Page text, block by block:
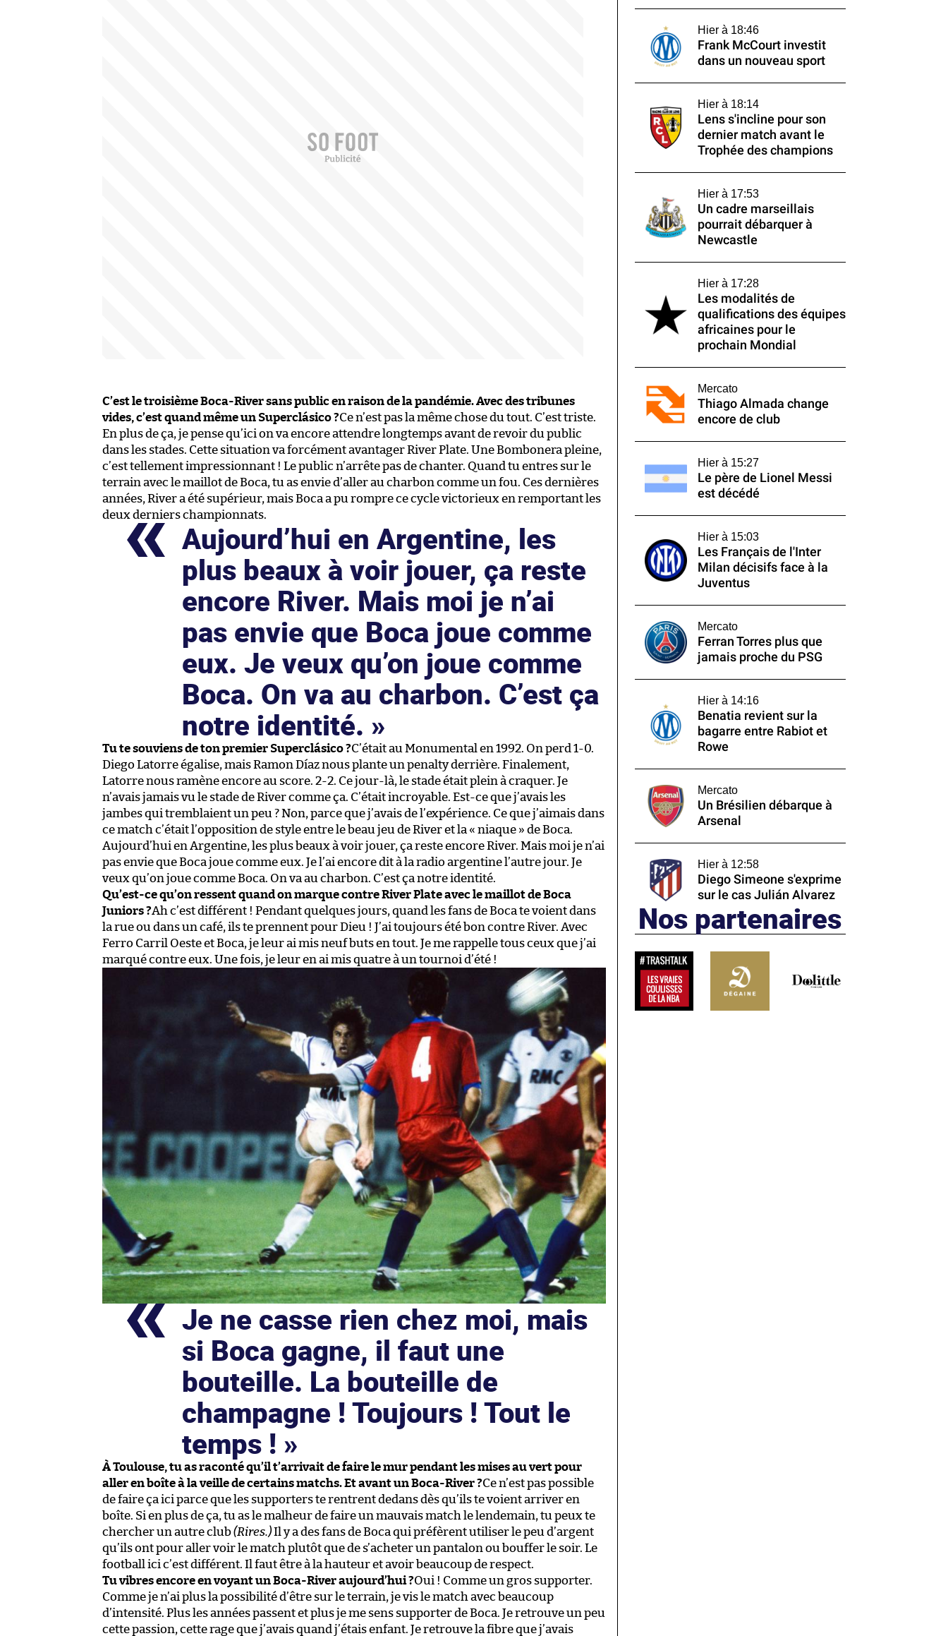
C’est le troisième Boca-River sans public en raison de la pandémie. Avec des tribunes
vides, c’est quand même un Superclásico ?Ce n’est pas la même chose du tout. C’est triste.
En plus de ça, je pense qu’ici on va encore attendre longtemps avant de revoir du public
dans les stades. Cette situation va forcément avantager River Plate. Une Bombonera pleine,
c’est tellement impressionnant ! Le public n’arrête pas de chanter. Quand tu entres sur le
terrain avec le maillot de Boca, tu as envie d’aller au charbon comme un fou. Ces dernières
années, River a été supérieur, mais Boca a pu rompre ce cycle victorieux en remportant les
deux derniers championnats.
Aujourd’hui en Argentine, les
plus beaux à voir jouer, ça reste
encore River. Mais moi je n’ai
pas envie que Boca joue comme
eux. Je veux qu’on joue comme
Boca. On va au charbon. C’est ça
notre identité.
Tu te souviens de ton premier Superclásico ?C’était au Monumental en 1992. On perd 1-0.
Diego Latorre égalise, mais Ramon Díaz nous plante un penalty derrière. Finalement,
Latorre nous ramène encore au score. 2-2. Ce jour-là, le stade était plein à craquer. Je
n’avais jamais vu le stade de River comme ça. C’était incroyable. Est-ce que j’avais les
jambes qui tremblaient un peu ? Non, parce que j’avais de l’expérience. Ce que j’aimais dans
ce match c’était l’opposition de style entre le beau jeu de River et la « niaque » de Boca.
Aujourd’hui en Argentine, les plus beaux à voir jouer, ça reste encore River. Mais moi je n’ai
pas envie que Boca joue comme eux. Je l’ai encore dit à la radio argentine l’autre jour. Je
veux qu’on joue comme Boca. On va au charbon. C’est ça notre identité.
Qu’est-ce qu’on ressent quand on marque contre River Plate avec le maillot de Boca
Juniors ?Ah c’est différent ! Pendant quelques jours, quand les fans de Boca te voient dans
la rue ou dans un café, ils te prennent pour Dieu ! J’ai toujours été bon contre River. Avec
Ferro Carril Oeste et Boca, je leur ai mis neuf buts en tout. Je me rappelle tous ceux que j’ai
marqué contre eux. Une fois, je leur en ai mis quatre à un tournoi d’été !
Je ne casse rien chez moi, mais
si Boca gagne, il faut une
bouteille. La bouteille de
champagne ! Toujours ! Tout le
temps !
À Toulouse, tu as raconté qu’il t’arrivait de faire le mur pendant les mises au vert pour
aller en boîte à la veille de certains matchs. Et avant un Boca-River ?Ce n’est pas possible
de faire ça ici parce que les supporters te rentrent dedans dès qu’ils te voient arriver en
boîte. Si en plus de ça, tu as le malheur de faire un mauvais match le lendemain, tu peux te
chercher un autre club(Rires.)Il y a des fans de Boca qui préfèrent utiliser le peu d’argent
qu’ils ont pour aller voir le match plutôt que de s’acheter un pantalon ou bouffer le soir. Le
football ici c’est différent. Il faut être à la hauteur et avoir beaucoup de respect.
Tu vibres encore en voyant un Boca-River aujourd’hui ?Oui ! Comme un gros supporter.
Comme je n’ai plus la possibilité d’être sur le terrain, je vis le match avec beaucoup
d’intensité. Plus les années passent et plus je me sens supporter de Boca. Je retrouve un peu
cette passion, cette rage que j’avais quand j’étais enfant. Je retrouve la fibre que j’avais
Hier à 18:46
Frank McCourt investit
dans un nouveau sport
Hier à 18:14
Lens s'incline pour son
dernier match avant le
Trophée des champions
Hier à 17:53
Un cadre marseillais
pourrait débarquer à
Newcastle
Hier à 17:28
Les modalités de
qualifications des équipes
africaines pour le
prochain Mondial
Mercato
Thiago Almada change
encore de club
Hier à 15:27
Le père de Lionel Messi
est décédé
Hier à 15:03
Les Français de l'Inter
Milan décisifs face à la
Juventus
Mercato
Ferran Torres plus que
jamais proche du PSG
Hier à 14:16
Benatia revient sur la
bagarre entre Rabiot et
Rowe
Mercato
Un Brésilien débarque à
Arsenal
Hier à 12:58
Diego Simeone s'exprime
sur le cas Julián Alvarez
Nos partenaires